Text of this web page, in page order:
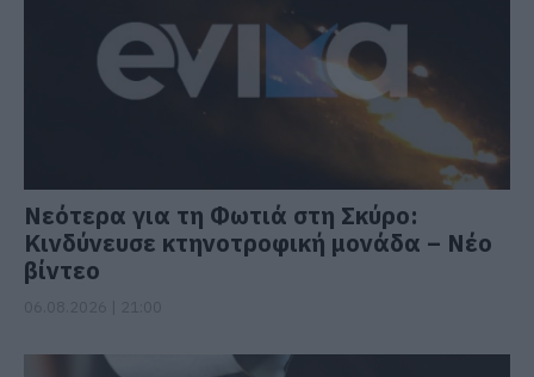
Νεότερα για τη Φωτιά στη Σκύρο:
Κινδύνευσε κτηνοτροφική μονάδα – Νέο
βίντεο